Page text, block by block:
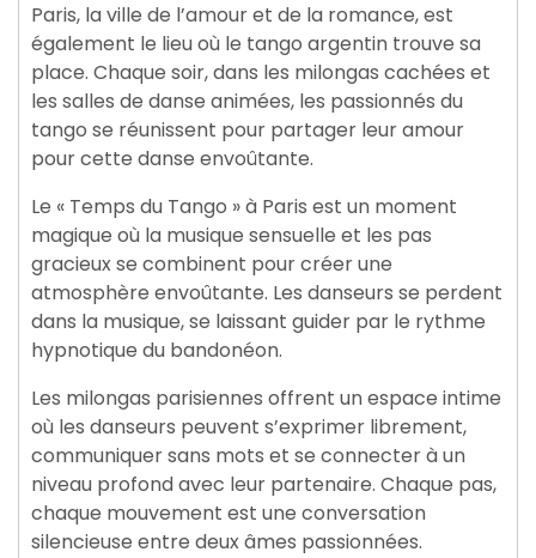
Paris, la ville de l’amour et de la romance, est
également le lieu où le tango argentin trouve sa
place. Chaque soir, dans les milongas cachées et
les salles de danse animées, les passionnés du
tango se réunissent pour partager leur amour
pour cette danse envoûtante.
Le « Temps du Tango » à Paris est un moment
magique où la musique sensuelle et les pas
gracieux se combinent pour créer une
atmosphère envoûtante. Les danseurs se perdent
dans la musique, se laissant guider par le rythme
hypnotique du bandonéon.
Les milongas parisiennes offrent un espace intime
où les danseurs peuvent s’exprimer librement,
communiquer sans mots et se connecter à un
niveau profond avec leur partenaire. Chaque pas,
chaque mouvement est une conversation
silencieuse entre deux âmes passionnées.